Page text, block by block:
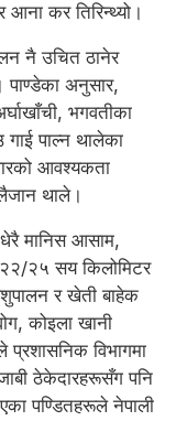
कर तिरिन्थ्यो।
नै उचित ठानेर
पाण्डेका अनुसार,
भगवतीका
पाल्न थालेका
आवश्यकता
लैजान थाले।
मानिस आसाम,
२५ सय किलोमिटर
र खेती बाहेक
कोइला खानी
प्रशासनिक विभागमा
ठेकेदारहरूसँग पनि
पण्डितहरूले नेपाली